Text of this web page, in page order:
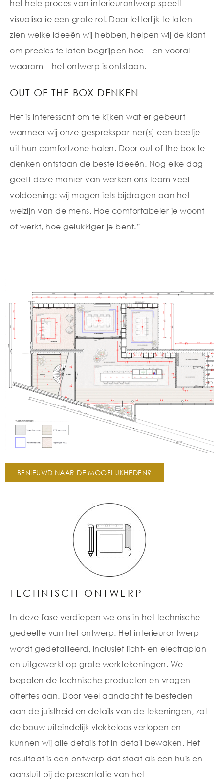
het hele proces van interieurontwerp speelt
visualisatie een grote rol. Door letterlijk te laten
zien welke ideeën wij hebben, helpen wij de klant
om precies te laten begrijpen hoe – en vooral
waarom – het ontwerp is ontstaan.
OUT OF THE BOX DENKEN
Het is interessant om te kijken wat er gebeurt
wanneer wij onze gesprekspartner(s) een beetje
uit hun comfortzone halen. Door out of the box te
denken ontstaan de beste ideeën. Nog elke dag
geeft deze manier van werken ons team veel
voldoening: wij mogen iets bijdragen aan het
welzijn van de mens. Hoe comfortabeler je woont
of werkt, hoe gelukkiger je bent.”
BENIEUWD NAAR DE MOGELIJKHEDEN?
TECHNISCH ONTWERP
In deze fase verdiepen we ons in het technische
gedeelte van het ontwerp. Het interieurontwerp
wordt gedetailleerd, inclusief licht- en electraplan
en uitgewerkt op grote werktekeningen. We
bepalen de technische producten en vragen
offertes aan. Door veel aandacht te besteden
aan de juistheid en details van de tekeningen, zal
de bouw uiteindelijk vlekkeloos verlopen en
kunnen wij alle details tot in detail bewaken. Het
resultaat is een ontwerp dat staat als een huis en
aansluit bij de presentatie van het